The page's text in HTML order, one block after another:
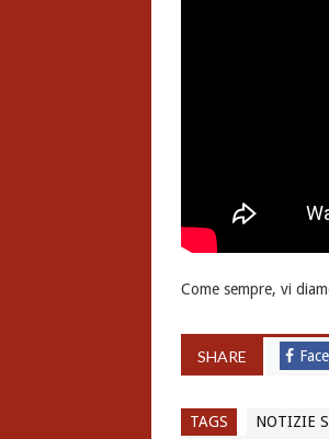
Come sempre, vi
SHARE
TAGS NOTIZIE